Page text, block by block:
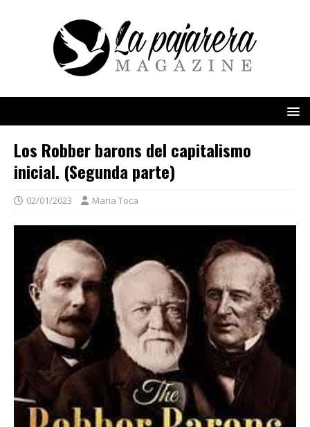
Los Robber barons del capitalismo
inicial. (Segunda parte)
02/01/2023 Maria Toca